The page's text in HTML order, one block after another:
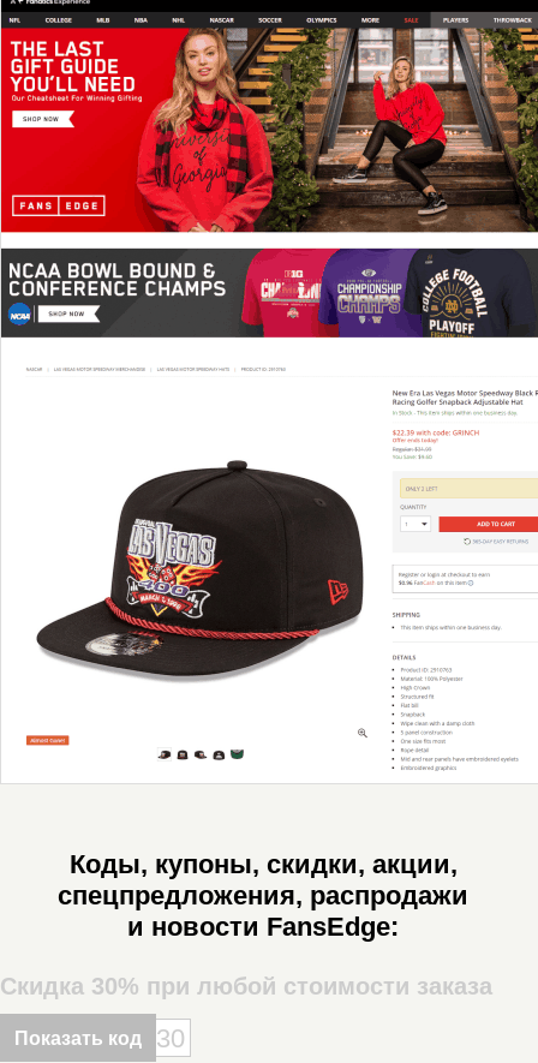
Коды, купоны, скидки, акции,
спецпредложения, распродажи
и новости FansEdge:
Скидка 30% при любой стоимости заказа
Показать код 30